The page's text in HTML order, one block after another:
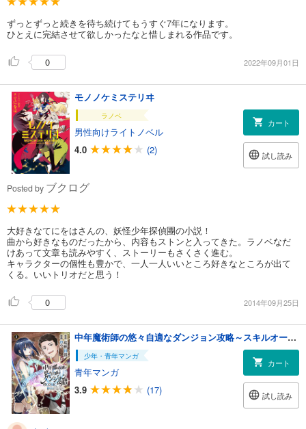
ずっとずっと続きを待ち続けてもうすぐ7年になります。
ひとえに完結させて欲しかったなと惜しまれる作品です。
0 2022年09月01日
モノノケミステリヰ
ラノベ
男性向けライトノベル
4.0
(2)
カート
試し読み
Posted by ブクログ
大好きなてにをはさんの、妖怪少年探偵團の小説！
曲から好きなものだったから、内容もストンと入ってきた。ラノベなだ
けあって文章も読みやすく、ストーリーもさくさく進む。
キャラクターの個性も豊かで、一人一人いいところ好きなところが出て
くる。いいトリオだと思う！
0 2014年09月25日
中年魔術師の悠々自適なダンジョン攻略～スキルオーブを使ったら最強スキルを手に入れたので、好きに生きようと思います～@COMIC 第1巻
少年・青年マンガ
青年マンガ
3.9
(17)
カート
試し読み